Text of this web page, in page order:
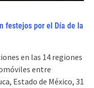
festejos por el Día de la
en las 14 regiones
entre
Estado de México, 31